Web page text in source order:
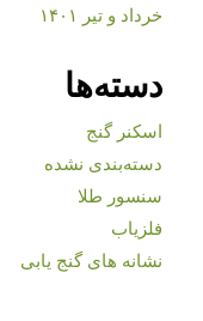
خرداد و تیر ۱۴۰۱
دسته‌ها
اسکنر گنج
دسته‌بندی نشده
سنسور طلا
فلزیاب
نشانه های گنج یابی